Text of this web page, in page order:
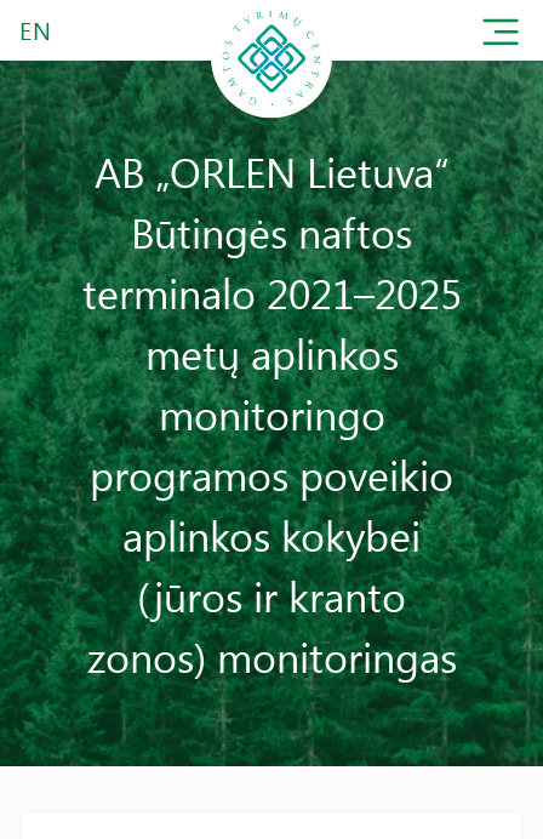
EN
AB „ORLEN Lietuva“
Būtingės naftos
terminalo 2021–2025
metų aplinkos
monitoringo
programos poveikio
aplinkos kokybei
(jūros ir kranto
zonos) monitoringas